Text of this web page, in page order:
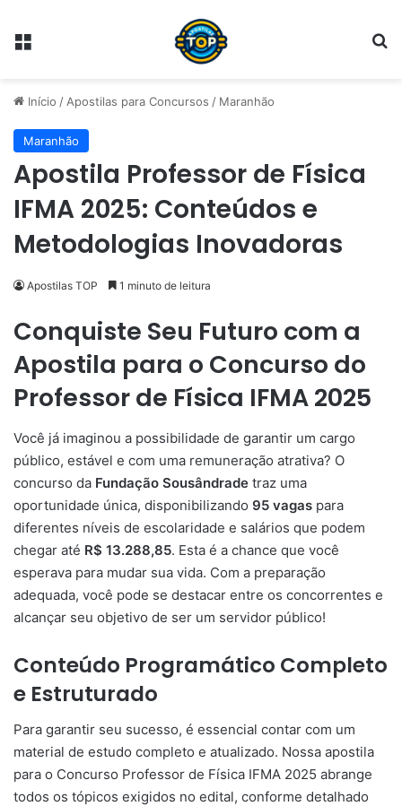
Menu
Início / Apostilas para Concursos / Maranhão
Maranhão
Apostila Professor de Física
IFMA 2025: Conteúdos e
Metodologias Inovadoras
Apostilas TOP 1 minuto de leitura
Conquiste Seu Futuro com a
Apostila para o Concurso do
Professor de Física IFMA 2025
Você já imaginou a possibilidade de garantir um cargo
público, estável e com uma remuneração atrativa? O
concurso da Fundação Sousândrade traz uma
oportunidade única, disponibilizando 95 vagas para
diferentes níveis de escolaridade e salários que podem
chegar até R$ 13.288,85. Esta é a chance que você
esperava para mudar sua vida. Com a preparação
adequada, você pode se destacar entre os concorrentes e
alcançar seu objetivo de ser um servidor público!
Conteúdo Programático Completo
e Estruturado
Para garantir seu sucesso, é essencial contar com um
material de estudo completo e atualizado. Nossa apostila
para o Concurso Professor de Física IFMA 2025 abrange
todos os tópicos exigidos no edital, conforme detalhado